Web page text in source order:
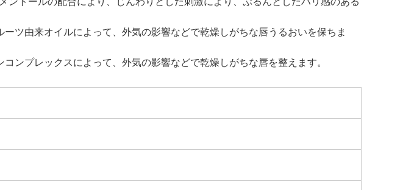
検索
ツ由来オイルによって、外気の影響などで乾燥しがちな唇うるおいを保ちま
ンプレックスによって、外気の影響などで乾燥しがちな唇を整えます。